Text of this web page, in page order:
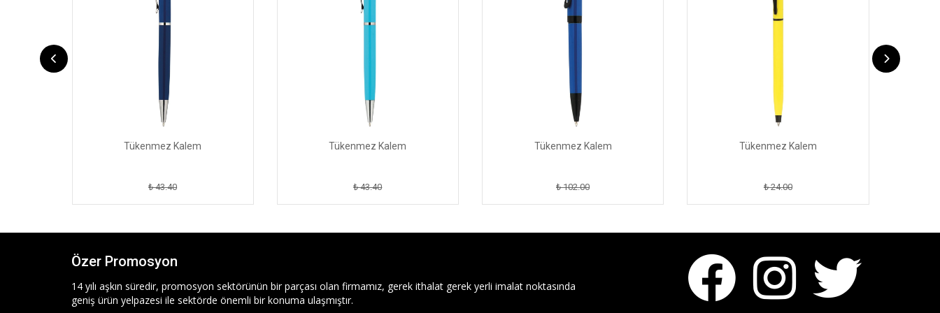
Tükenmez Kalem
₺ 43.40
Tükenmez Kalem
₺ 43.40
Tükenmez Kalem
₺ 102.00
Tükenmez Kalem
₺ 24.00
Özer Promosyon
14 yılı aşkın süredir, promosyon sektörünün bir parçası olan firmamız, gerek ithalat gerek yerli imalat noktasında
geniş ürün yelpazesi ile sektörde önemli bir konuma ulaşmıştır.